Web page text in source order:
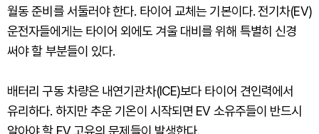
월동 준비를 서둘러야 한다. 타이어 교체는 기본이다. 전기차(EV)
운전자들에게는 타이어 외에도 겨울 대비를 위해 특별히 신경
써야 할 부분들이 있다.
배터리 구동 차량은 내연기관차(ICE)보다 타이어 견인력에서
유리하다. 하지만 추운 기온이 시작되면 EV 소유주들이 반드시
알아야 할 EV 고유의 문제들이 발생한다.